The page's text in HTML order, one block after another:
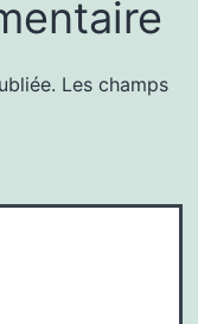
Les champs